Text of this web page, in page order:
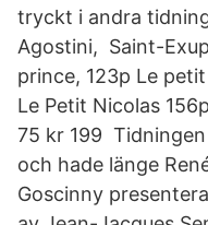
tryckt i andra
Agostini, Saint-
prince, 123p Le
Le Petit Nicolas
75 kr 199
och hade länge
Goscinny